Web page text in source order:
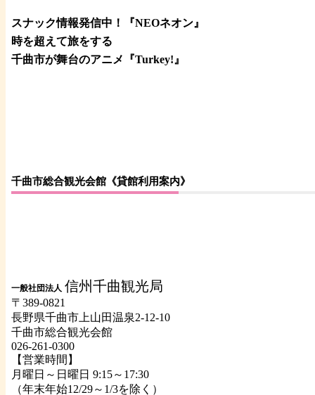
スナック情報発信中！『NEOネオン』
時を超えて旅をする
千曲市が舞台のアニメ『Turkey!』
千曲市総合観光会館《貸館利用案内》
一般社団法人 信州千曲観光局
〒389-0821
長野県千曲市上山田温泉2-12-10
千曲市総合観光会館
026-261-0300
【営業時間】
月曜日～日曜日 9:15～17:30
（年末年始12/29～1/3を除く）